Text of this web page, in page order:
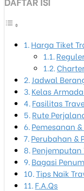
Harga Tiket
Jadwal
Kelas
Fasilitas
Rute
Pemesanan
Perubahan &
Penjemputan
Bagasi
Tips Naik
F.A.Qs